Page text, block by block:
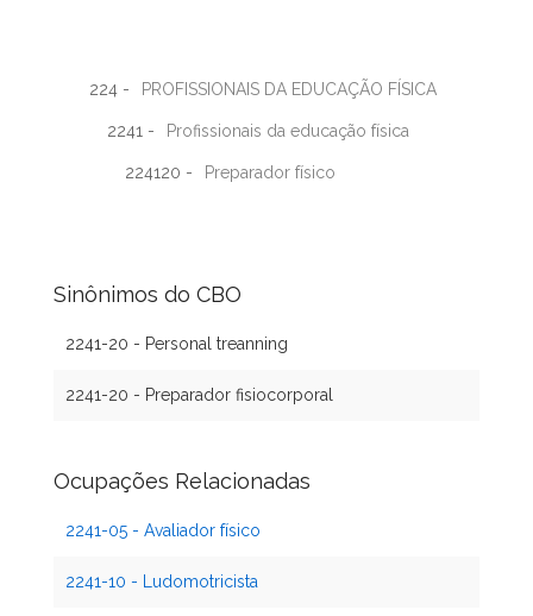
224 - PROFISSIONAIS DA EDUCAÇÃO FÍSICA
2241 - Profissionais da educação física
224120 - Preparador físico
Sinônimos do CBO
2241-20 - Personal treanning
2241-20 - Preparador fisiocorporal
Ocupações Relacionadas
2241-05 - Avaliador físico
2241-10 - Ludomotricista